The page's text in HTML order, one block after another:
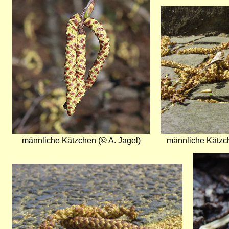
männliche Kätzchen (© A. Jagel)
Bild
männliche
Bild